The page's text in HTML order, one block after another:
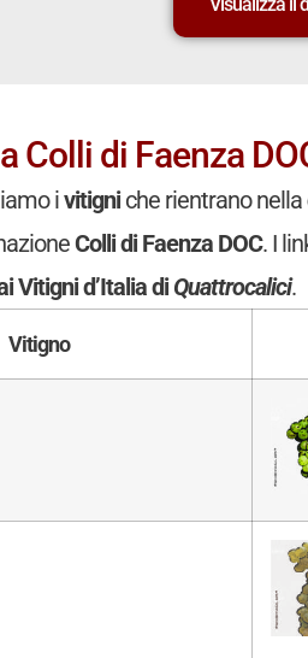
Colli di Faenza
ivitigniche rientrano nella
Colli di Faenza DOC. I
Vitigni d’Italia diQuattrocalici.
Vitigno